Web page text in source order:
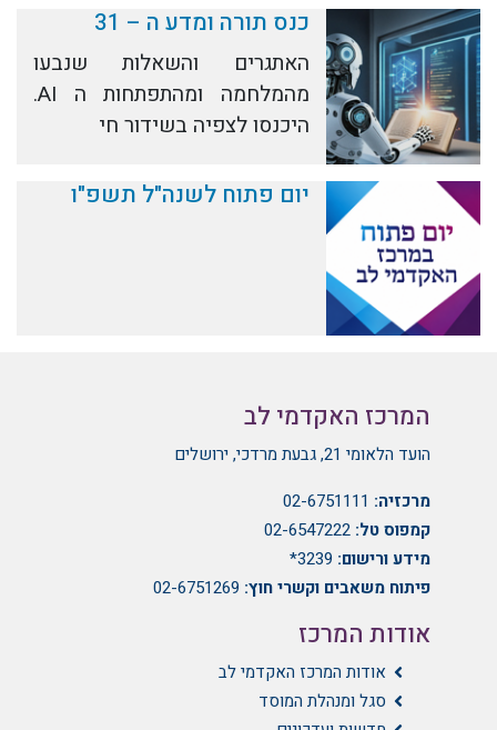
כנס תורה ומדע ה – 31
האתגרים והשאלות שנבעו
מהמלחמה ומהתפתחות ה AI.
היכנסו לצפיה בשידור חי
יום פתוח לשנה"ל תשפ"ו
המרכז האקדמי לב
הועד הלאומי 21, גבעת מרדכי, ירושלים
מרכזיה: 02-6751111
קמפוס טל: 02-6547222
מידע ורישום: 3239*
פיתוח משאבים וקשרי חוץ: 02-6751269
אודות המרכז
אודות המרכז האקדמי לב
סגל ומנהלת המוסד